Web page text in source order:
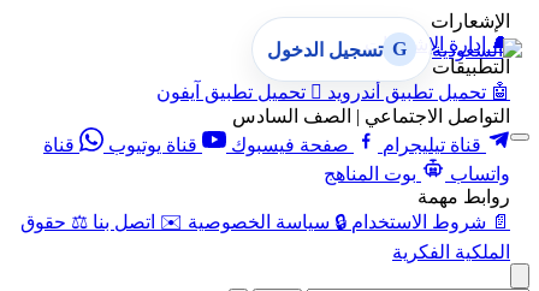
الإشعارات
🔔 إدارة الإشعارات
التطبيقات
🤖 تحميل تطبيق أندرويد  تحميل تطبيق آيفون
التواصل الاجتماعي | الصف السادس
قناة تيليجرام
صفحة فيسبوك قناة يوتيوب
قناة
واتساب
بوت المناهج
روابط مهمة
📄 شروط الاستخدام 🔒 سياسة الخصوصية ✉️ اتصل بنا ⚖️ حقوق
الملكية الفكرية
G تسجيل الدخول